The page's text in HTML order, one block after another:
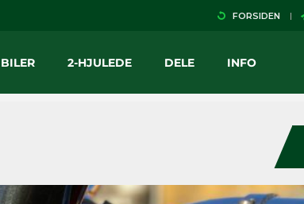
FORSIDEN
BILER 2-HJULEDE DELE INFO